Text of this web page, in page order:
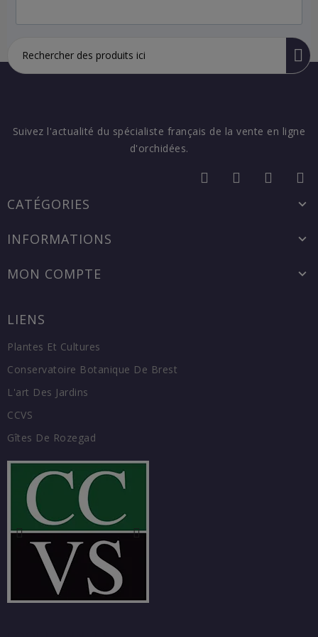
Suivez l'actualité du spécialiste français de la vente en ligne
d'orchidées.
CATÉGORIES
INFORMATIONS
MON COMPTE
LIENS
Plantes Et Cultures
Conservatoire Botanique De Brest
L'art Des Jardins
CCVS
Gîtes De Rozegad